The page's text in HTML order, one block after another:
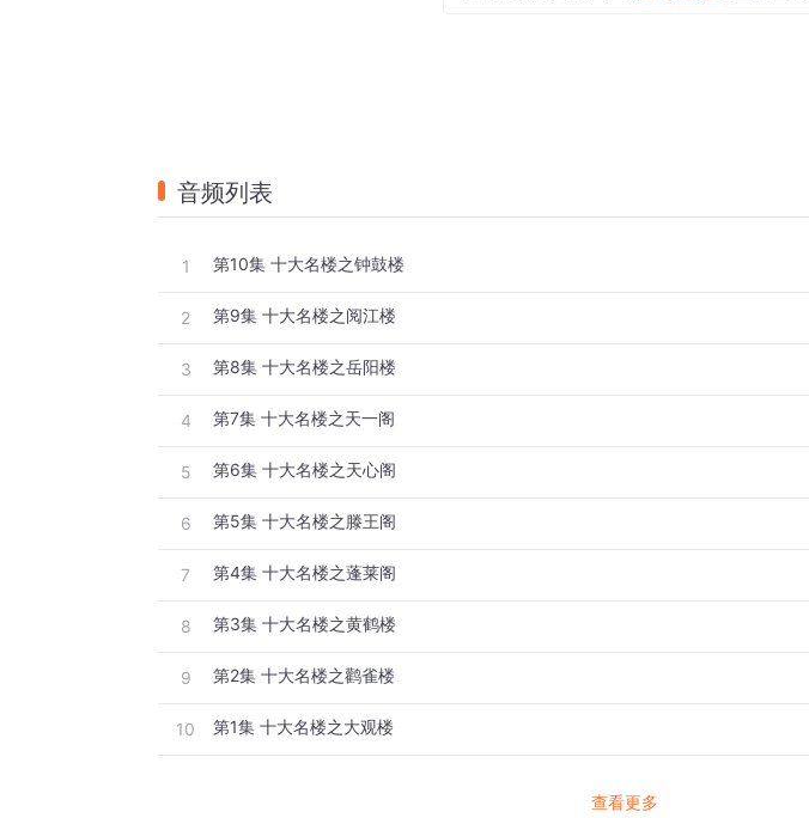
音频列表
1 第10集 十大名楼之钟鼓楼
2 第9集 十大名楼之阅江楼
3 第8集 十大名楼之岳阳楼
4 第7集 十大名楼之天一阁
5 第6集 十大名楼之天心阁
6 第5集 十大名楼之滕王阁
7 第4集 十大名楼之蓬莱阁
8 第3集 十大名楼之黄鹤楼
9 第2集 十大名楼之鹳雀楼
10 第1集 十大名楼之大观楼
查看更多